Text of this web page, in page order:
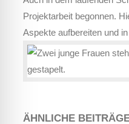
Projektarbeit begonnen.
Aspekte aufbereiten und
ÄHNLICHE